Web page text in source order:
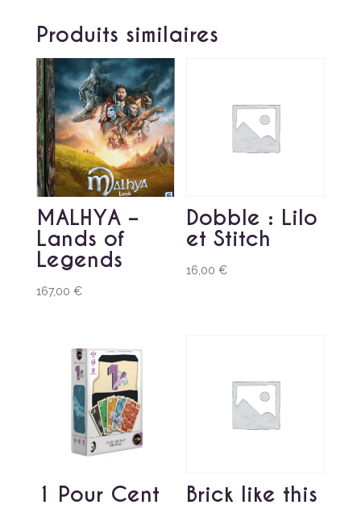
Produits similaires
MALHYA –
Lands of
Legends
167,00 €
Dobble : Lilo
et Stitch
16,00€
1 Pour Cent Brick like this